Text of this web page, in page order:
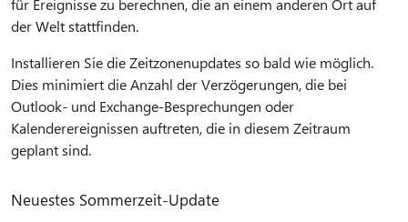
für Ereignisse zu berechnen, die an einem anderen Ort auf
der Welt stattfinden.
Installieren Sie die Zeitzonenupdates so bald wie möglich.
Dies minimiert die Anzahl der Verzögerungen, die bei
Outlook- und Exchange-Besprechungen oder
Kalenderereignissen auftreten, die in diesem Zeitraum
geplant sind.
Neuestes Sommerzeit-Update